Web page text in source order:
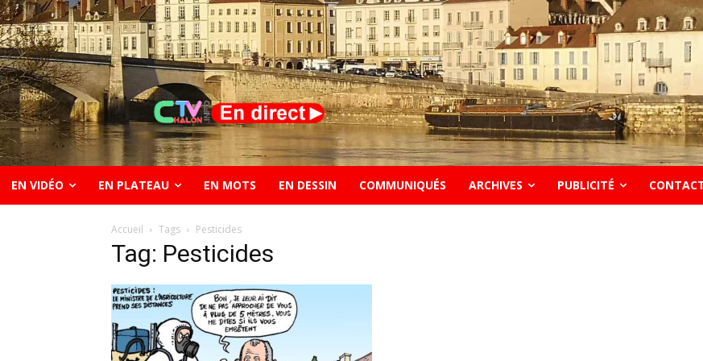
EN VIDÉO EN PLATEAU EN MOTS EN DESSIN COMMUNIQUÉS ARCHIVES PUBLICITÉ
Accueil Tags Pesticides
Tag: Pesticides